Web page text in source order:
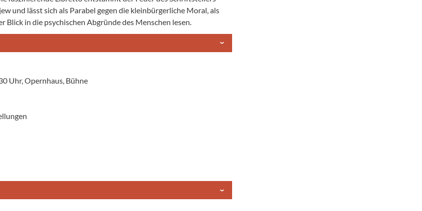
und lässt sich als Parabel gegen die kleinbürgerliche Moral, als
Blick in die psychischen Abgründe des Menschen lesen.
Uhr, Opernhaus, Bühne